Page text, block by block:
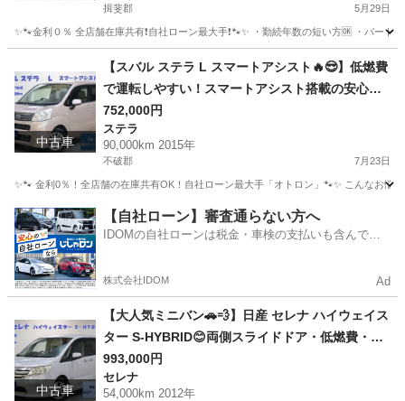
揖斐郡 5月29日
✨🐾金利０％ 全店舗在庫共有❗️自社ローン最大手❗️🐾✨ ・勤続年数の短い方🆗 ・パー
アクア オトロン
中古車
【スバル ステラ L スマートアシスト🔥😎】低燃費
で運転しやすい！スマートアシスト搭載の安心・
快適な軽自動車🚗💨
752,000円
ステラ
90,000km 2015年
不破郡 7月23日
✨🐾 金利0％！全店舗の在庫共有OK！自社ローン最大手「オトロン」🐾✨ こんなお
岐阜 不破郡 ステラ
【自社ローン】審査通らない方へ
IDOMの自社ローンは税金・車検の支払いも含んでい
株式会社IDOM Ad
中古車
【大人気ミニバン🚗💨】日産 セレナ ハイウェイス
ター S-HYBRID😊両側スライドドア・低燃費・フ
ァミリーにおすすめの一台☝️
993,000円
セレナ
54,000km 2012年